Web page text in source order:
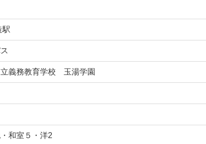
駅
義務教育学校 玉湯学園
和室５・洋2